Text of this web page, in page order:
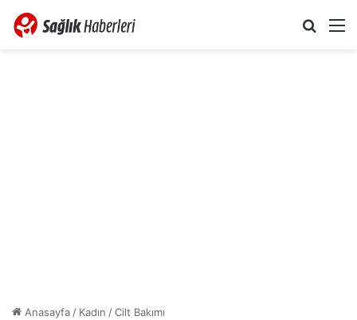
Anasayfa/ Kadın /Cilt Bakımı